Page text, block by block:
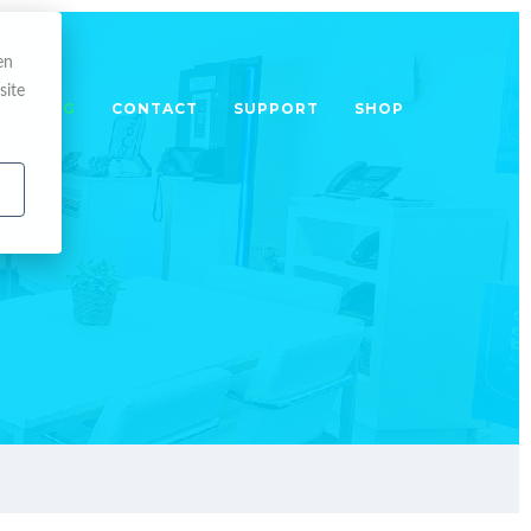
CONTACT SUPPORT SHOP